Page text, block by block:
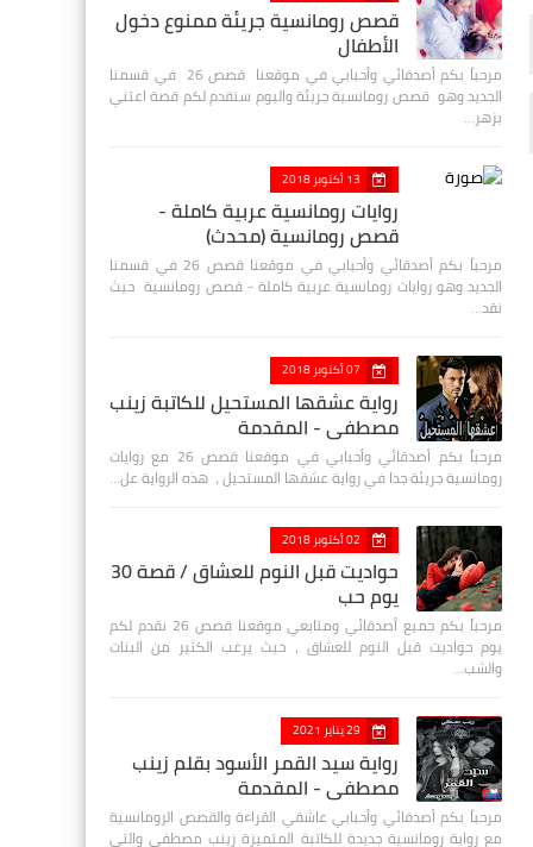
قصص رومانسية جريئة ممنوع دخول
الأطفال
مرحباً بكم أصدقائي وأحبابي في موقعنا قصص 26 في قسمنا
الجديد وهو قصص رومانسية جريئة واليوم سنقدم لكم قصة اعتني
بزهر…
13 أكتوبر 2018
روايات رومانسية عربية كاملة -
قصص رومانسية (محدث)
مرحباً بكم أصدقائي وأحبابي في موقعنا قصص 26 في قسمنا
الجديد وهو روايات رومانسية عربية كاملة - قصص رومانسية حيث
نقد…
07 أكتوبر 2018
رواية عشقها المستحيل للكاتبة زينب
مصطفي - المقدمة
مرحباً بكم أصدقائي وأحبابي في موقعنا قصص 26 مع روايات
رومانسية جريئة جدا في رواية عشقها المستحيل ، هذه الرواية عل…
02 أكتوبر 2018
حواديت قبل النوم للعشاق / قصة 30
يوم حب
مرحباً بكم جميع أصدقائي ومتابعي موقعنا قصص 26 نقدم لكم
يوم حواديت قبل النوم للعشاق ، حيث يرغب الكثير من البنات
والشب…
29 يناير 2021
رواية سيد القمر الأسود بقلم زينب
مصطفي - المقدمة
مرحباً بكم أصدقائي وأحبابي عاشقي القراءة والقصص الرومانسية
مع رواية رومانسية جديدة للكاتبة المتميزة زينب مصطفى والتي